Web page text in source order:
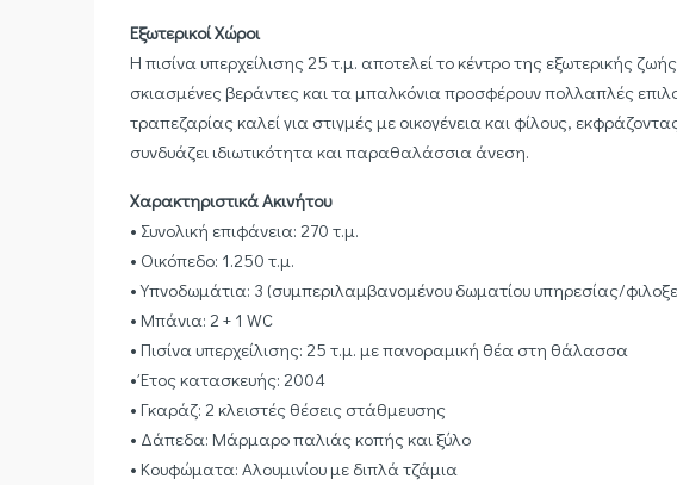
Εξωτερικοί Χώροι
Η πισίνα υπερχείλισης 25 τ.μ. αποτελεί το κέντρο της εξωτερικής
σκιασμένες βεράντες και τα μπαλκόνια προσφέρουν πολλαπλές
τραπεζαρίας καλεί για στιγμές με οικογένεια και φίλους,
συνδυάζει ιδιωτικότητα και παραθαλάσσια άνεση.
Χαρακτηριστικά Ακινήτου
• Συνολική επιφάνεια: 270 τ.μ.
• Οικόπεδο: 1.250 τ.μ.
• Υπνοδωμάτια: 3 (συμπεριλαμβανομένου δωματίου υπηρεσίας/
• Μπάνια: 2 + 1 WC
• Πισίνα υπερχείλισης: 25 τ.μ. με πανοραμική θέα στη θάλασσα
• Έτος κατασκευής: 2004
• Γκαράζ: 2 κλειστές θέσεις στάθμευσης
• Δάπεδα: Μάρμαρο παλιάς κοπής και ξύλο
• Κουφώματα: Αλουμινίου με διπλά τζάμια